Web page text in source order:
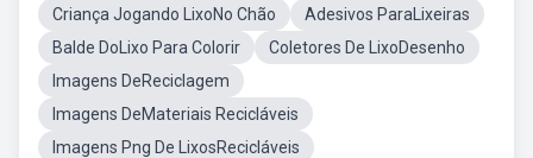
Criança Jogando LixoNo Chão
Adesivos ParaLixeiras
Balde DoLixo Para Colorir
Coletores De LixoDesenho
Imagens DeReciclagem
Imagens DeMateriais Recicláveis
Imagens Png De LixosRecicláveis